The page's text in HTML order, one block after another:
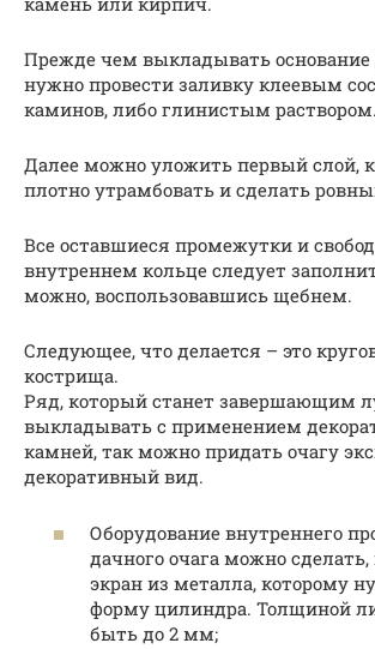
Прежде чем выкладывать основание
нужно провести заливку клеевым
каминов, либо глинистым раствором.
Далее можно уложить первый слой,
плотно утрамбовать и сделать
Все оставшиеся промежутки и
внутреннем кольце следует
можно, воспользовавшись щебнем.
Следующее, что делается – это
кострища.
Ряд, который станет завершающим
выкладывать с применением
камней, так можно придать очагу
декоративный вид.
Оборудование внутреннего
дачного очага можно
экран из металла, которому
форму цилиндра. Толщиной
быть до 2 мм;